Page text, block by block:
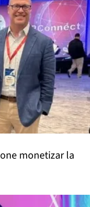
monetizar la